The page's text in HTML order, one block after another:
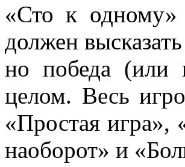
«Сто к
должен
но победа (или
целом. Весь
«Простая игра»,
наоборот» и